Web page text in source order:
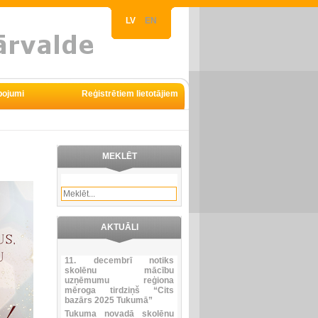
LV EN
Reģistrētiem lietotājiem
MEKLĒT
AKTUĀLI
11. decembrī notiks
skolēnu mācību
uzņēmumu reģiona
mēroga tirdziņš “Cits
bazārs 2025 Tukumā”
Tukuma novadā skolēnu